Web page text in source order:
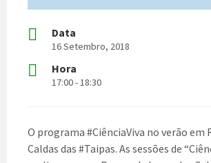
Data
16 Setembro, 2018
Hora
17:00 - 18:30
O programa #CiênciaViva no verão em
Caldas das #Taipas. As sessões de